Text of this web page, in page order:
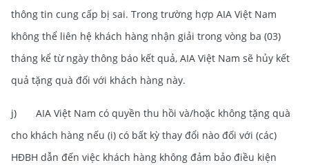
thông tin cung cấp bị sai. Trong trường hợp AIA Việt Nam
không thể liên hệ khách hàng nhận giải trong vòng ba (03)
tháng kể từ ngày thông báo kết quả, AIA Việt Nam sẽ hủy kết
quả tặng quà đối với khách hàng này.
j) AIA Việt Nam có quyền thu hồi và/hoặc không tặng quà
cho khách hàng nếu (i) có bất kỳ thay đổi nào đối với (các)
HĐBH dẫn đến việc khách hàng không đảm bảo điều kiện